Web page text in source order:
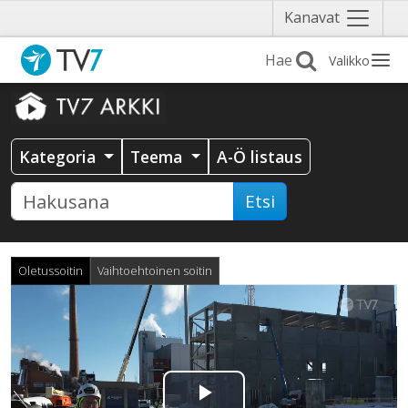
Kanavat Näytä
valikko
Valikko
Kategoria Teema A-Ö listaus
Etsi
Oletussoitin Vaihtoehtoinen soitin